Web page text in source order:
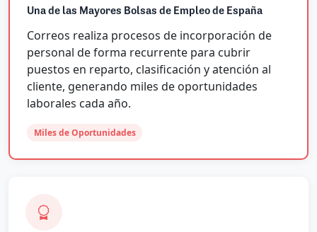
Una de las Mayores Bolsas de Empleo de España
Correos realiza procesos de incorporación de
personal de forma recurrente para cubrir
puestos en reparto, clasificación y atención al
cliente, generando miles de oportunidades
laborales cada año.
Miles de Oportunidades